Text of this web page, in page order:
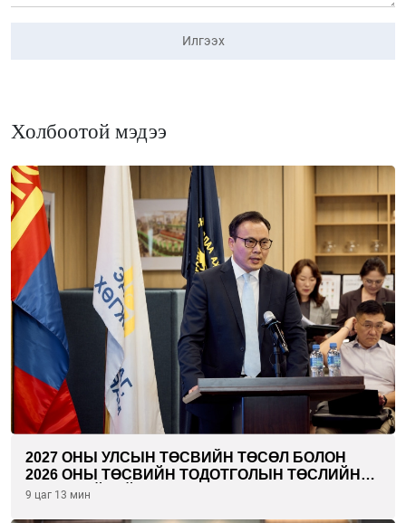
Илгээх
Холбоотой мэдээ
2027 ОНЫ УЛСЫН ТӨСВИЙН ТӨСӨЛ БОЛОН
2026 ОНЫ ТӨСВИЙН ТОДОТГОЛЫН ТӨСЛИЙН
ОЛОН НИЙТИЙН ХЭЛЭЛЦҮҮЛЭГ БОЛЛОО
9 цаг 13 мин